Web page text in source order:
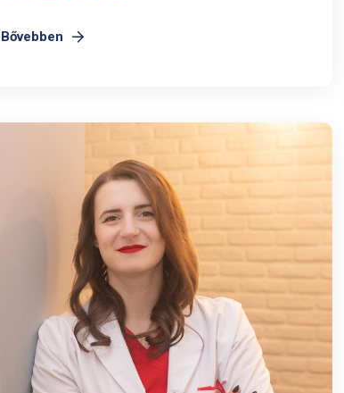
Bővebben